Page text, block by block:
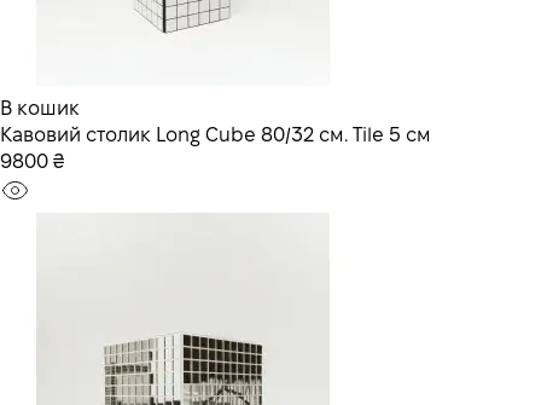
В кошик
Кавовий столик Long Cube 80/32 см. Tile 5 см
9800 ₴